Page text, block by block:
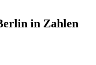
in Zahlen